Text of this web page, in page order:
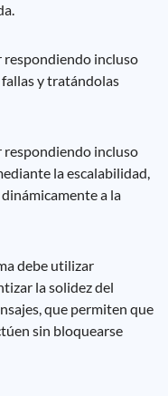
respondiendo incluso
fallas y tratándolas
respondiendo incluso
la escalabilidad,
a la
debe utilizar
la solidez del
que permiten que
sin bloquearse